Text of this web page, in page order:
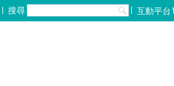
搜尋 互動平台